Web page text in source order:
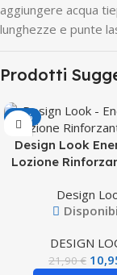
aggiungere acqua
lunghezze e punte
Prodotti
-50%
Design Look
Lozione
Design
DESIGN
21,90€